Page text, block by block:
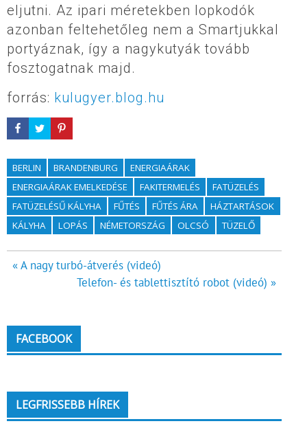
eljutni. Az ipari méretekben lopkodók
azonban feltehetőleg nem a Smartjukkal
portyáznak, így a nagykutyák tovább
fosztogatnak majd.
forrás: kulugyer.blog.hu
BERLIN BRANDENBURG
ENERGIAÁRAK
ENERGIAÁRAK EMELKEDÉSE
FAKITERMELÉS
FATÜZELÉS
FATÜZELÉSŰ KÁLYHA
FŰTÉS FŰTÉS ÁRA
HÁZTARTÁSOK
KÁLYHA
LOPÁS NÉMETORSZÁG OLCSÓ TÜZELŐ
Bejegyzés
navigáció
« A nagy turbó-átverés (videó)
Telefon- és tablettisztító robot (videó) »
FACEBOOK
LEGFRISSEBB HÍREK